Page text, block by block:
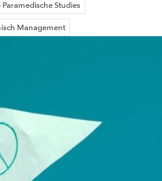
Studies
Management